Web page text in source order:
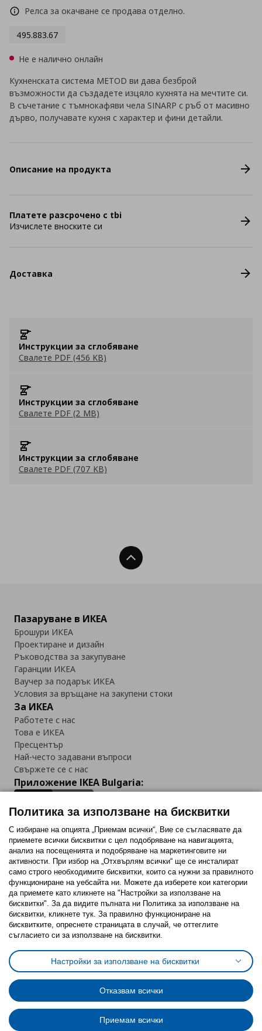
Релса за окачване се продава отделно.
495.883.67
Не е налично онлайн
Кухненската система METOD ви дава безброй
възможности да създадете изцяло кухнята на мечтите си.
В съчетание с тъмнокафяви чела SINARP с ръб от масивно
дърво, получавате кухня с характер и фини детайли.
Описание на продукта
Платете разсрочено с tbi
Изчислете вноските си
Доставка
Инструкции за сглобяване
Свалете PDF (456 KB)
Инструкции за сглобяване
Свалете PDF (2 MB)
Инструкции за сглобяване
Свалете PDF (707 KB)
Нагоре
Пазаруване в ИКЕА
Брошури ИКЕА
Проектиране и дизайн
Ръководства за закупуване
Гаранции ИКЕА
Ваучер за подарък ИКЕА
Условия за връщане на закупени стоки
За ИКЕА
Работете с нас
Това е ИКЕА
Пресцентър
Най-често задавани въпроси
Свържете се с нас
Приложение IKEA Bulgaria:
Последвайте ни:
FacebookTwitterYoutubePinterestInstagram
Политика за използване на бисквитки (Cookies)
Избор на настройки за използване на бисквитки
Условия за ползване на ikea.bgОбща политика за личните данни
Политика за защита на личните данни на ikea.bg
Общи условия на програма IKEA Family
Политика за защита на лични данни на програма IKEA Family
Политика за използване на бисквитки
С избиране на опцията „Приемам всички“, Вие се съгласявате да
приемете всички бисквитки с цел подобряване на навигацията,
анализ на посещенията и подобряване на маркетинговите ни
активности. При избор на „Отхвърлям всички“ ще се инсталират
само строго необходимитe бисквитки, които са нужни за правилното
функциониране на уебсайта ни. Можете да изберете кои категории
да приемете като кликнете на "Настройки за използване на
бисквитки". За да видите пълната ни Политика за използване на
бисквитки, кликнете тук. За правилно функциониране на
бисквитките, опреснете страницата в случай, че оттеглите
съгласието си за използване на бисквитки.
Настройки за използване на бисквитки
Отказвам всички
Приемам всички